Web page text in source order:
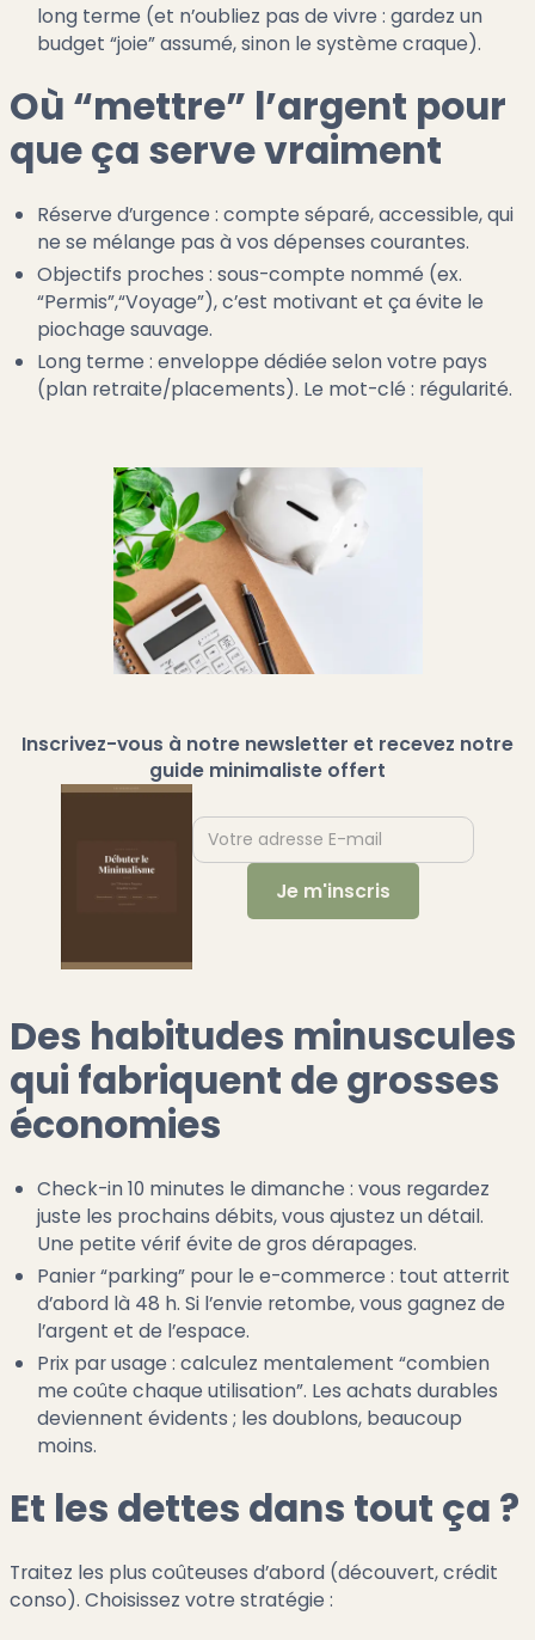
long terme (et n’oubliez pas de vivre : gardez un
budget “joie” assumé, sinon le système craque).
Où “mettre” l’argent pour
que ça serve vraiment
Réserve d’urgence : compte séparé, accessible, qui
ne se mélange pas à vos dépenses courantes.
Objectifs proches : sous-compte nommé (ex.
“Permis”,“Voyage”), c’est motivant et ça évite le
piochage sauvage.
Long terme : enveloppe dédiée selon votre pays
(plan retraite/placements). Le mot-clé : régularité.
Inscrivez-vous à notre newsletter et recevez notre
guide minimaliste offert
Des habitudes minuscules
qui fabriquent de grosses
économies
Check-in 10 minutes le dimanche : vous regardez
juste les prochains débits, vous ajustez un détail.
Une petite vérif évite de gros dérapages.
Panier “parking” pour le e-commerce : tout atterrit
d’abord là 48 h. Si l’envie retombe, vous gagnez de
l’argent et de l’espace.
Prix par usage : calculez mentalement “combien
me coûte chaque utilisation”. Les achats durables
deviennent évidents ; les doublons, beaucoup
moins.
Et les dettes dans tout ça ?
Traitez les plus coûteuses d’abord (découvert, crédit
conso). Choisissez votre stratégie :